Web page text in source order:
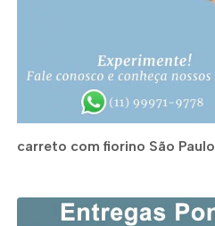
carreto com fiorino São Paulo